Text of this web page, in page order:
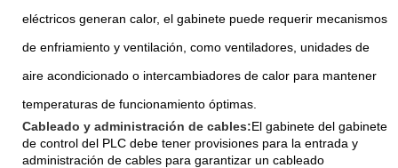
eléctricos generan calor, el gabinete puede requerir mecanismos
de enfriamiento y ventilación, como ventiladores, unidades de
aire acondicionado o intercambiadores de calor para mantener
temperaturas de funcionamiento óptimas.
Cableado y administración de cables:El gabinete del gabinete
de control del PLC debe tener provisiones para la entrada y
administración de cables para garantizar un cableado